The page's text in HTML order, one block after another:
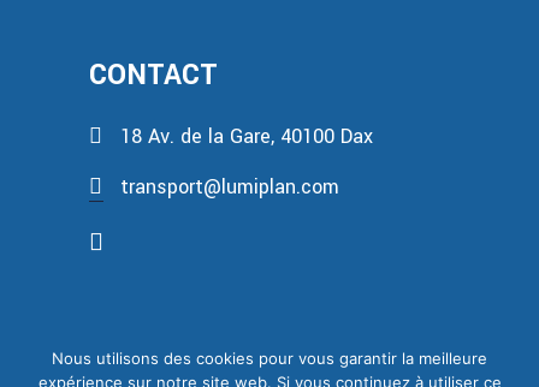
CONTACT
18 Av. de la Gare, 40100 Dax
transport@lumiplan.com
Nous utilisons des cookies pour vous garantir la meilleure
expérience sur notre site web. Si vous continuez à utiliser ce